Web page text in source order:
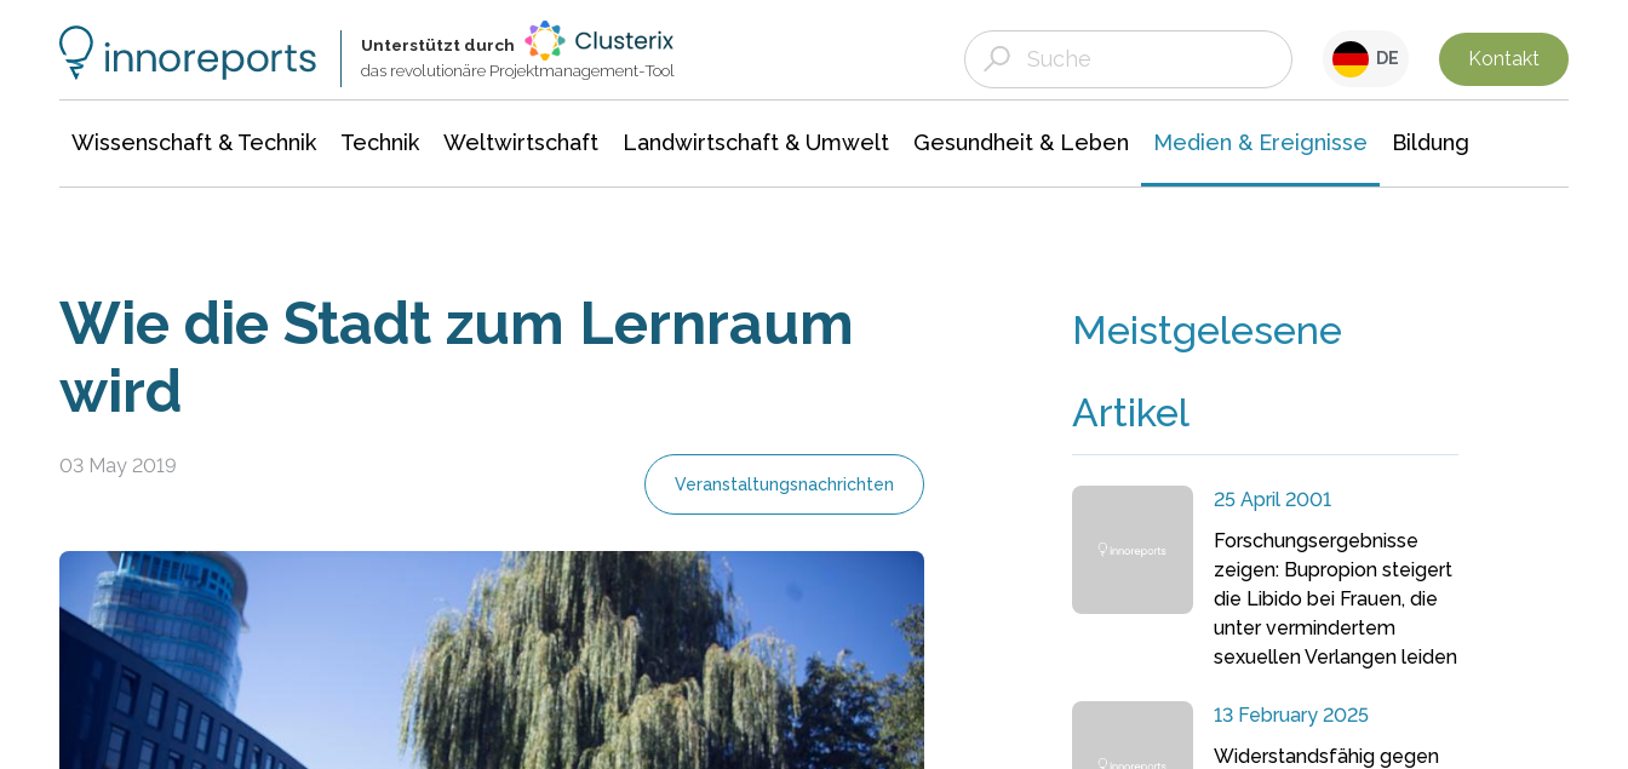
Unterstützt durch
das revolutionäre Projektmanagement-Tool
DE Kontakt
Wissenschaft & Technik Technik Weltwirtschaft Landwirtschaft & Umwelt Gesundheit & Leben Medien & Ereignisse Bildung
Wie die Stadt zum Lernraum
wird
03 May 2019
Veranstaltungsnachrichten
Meistgelesene
Artikel
25 April 2001
Forschungsergebnisse
zeigen: Bupropion steigert
die Libido bei Frauen, die
unter vermindertem
sexuellen Verlangen leiden
13 February 2025
Widerstandsfähig gegen